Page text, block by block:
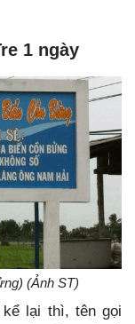
1 ngày
(Ảnh ST)
lại thì, tên gọi